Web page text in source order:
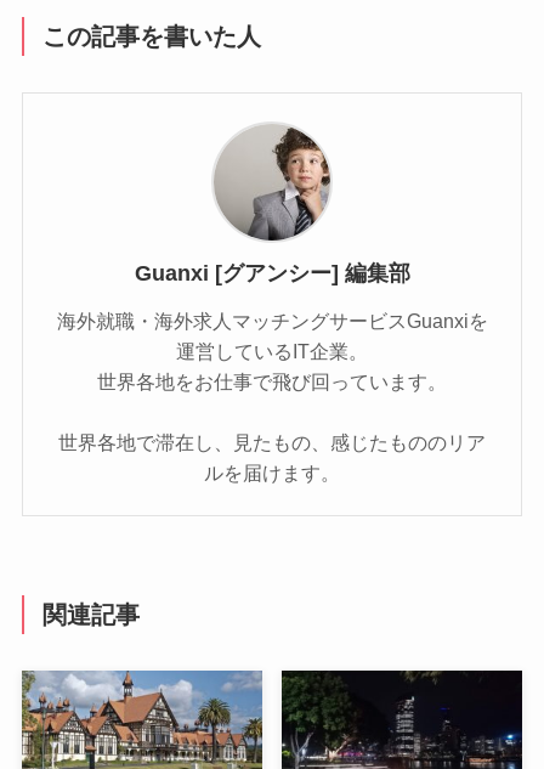
この記事を書いた人
Guanxi [グアンシー] 編集部
海外就職・海外求人マッチングサービスGuanxiを
運営しているIT企業。
世界各地をお仕事で飛び回っています。
世界各地で滞在し、見たもの、感じたもののリア
ルを届けます。
関連記事